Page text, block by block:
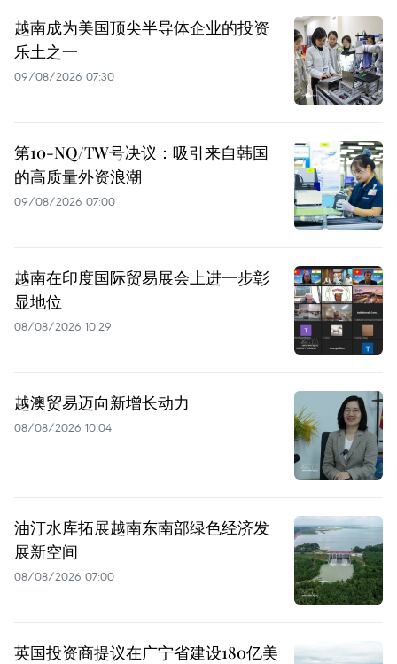
越南成为美国顶尖半导体企业的投资
乐土之一
09/08/2026 07:30
第10-NQ/TW号决议：吸引来自韩国
的高质量外资浪潮
09/08/2026 07:00
越南在印度国际贸易展会上进一步彰
显地位
08/08/2026 10:29
越澳贸易迈向新增长动力
08/08/2026 10:04
油汀水库拓展越南东南部绿色经济发
展新空间
08/08/2026 07:00
英国投资商提议在广宁省建设180亿美